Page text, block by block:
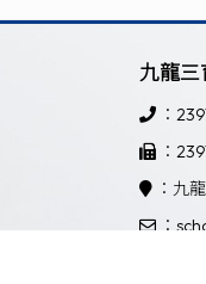
九龍
：
：
：九
：